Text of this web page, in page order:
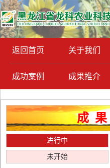
返回首页 关于我们
成功案例 成果推介
成
进行中
未开始